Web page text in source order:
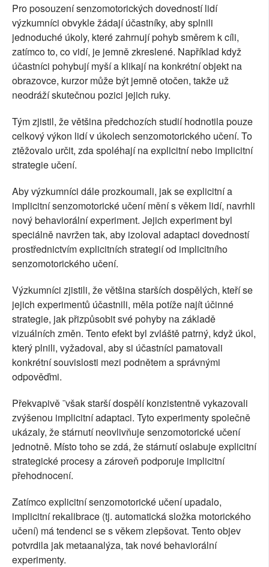
Pro posouzení senzomotorických dovedností lidí
výzkumníci obvykle žádají účastníky, aby splnili
jednoduché úkoly, které zahrnují pohyb směrem k cíli,
zatímco to, co vidí, je jemně zkreslené. Například když
účastníci pohybují myší a klikají na konkrétní objekt na
obrazovce, kurzor může být jemně otočen, takže už
neodráží skutečnou pozici jejich ruky.
Tým zjistil, že většina předchozích studií hodnotila pouze
celkový výkon lidí v úkolech senzomotorického učení. To
ztěžovalo určit, zda spoléhají na explicitní nebo implicitní
strategie učení.
Aby výzkumníci dále prozkoumali, jak se explicitní a
implicitní senzomotorické učení mění s věkem lidí, navrhli
nový behaviorální experiment. Jejich experiment byl
speciálně navržen tak, aby izoloval adaptaci dovedností
prostřednictvím explicitních strategií od implicitního
senzomotorického učení.
Výzkumníci zjistili, že většina starších dospělých, kteří se
jejich experimentů účastnili, měla potíže najít účinné
strategie, jak přizpůsobit své pohyby na základě
vizuálních změn. Tento efekt byl zvláště patrný, když úkol,
který plnili, vyžadoval, aby si účastníci pamatovali
konkrétní souvislosti mezi podnětem a správnými
odpověďmi.
Překvapivě ¨však starší dospělí konzistentně vykazovali
zvýšenou implicitní adaptaci. Tyto experimenty společně
ukázaly, že stárnutí neovlivňuje senzomotorické učení
jednotně. Místo toho se zdá, že stárnutí oslabuje explicitní
strategické procesy a zároveň podporuje implicitní
přehodnocení.
Zatímco explicitní senzomotorické učení upadalo,
implicitní rekalibrace (tj. automatická složka motorického
učení) má tendenci se s věkem zlepšovat. Tento objev
potvrdila jak metaanalýza, tak nové behaviorální
experimenty.